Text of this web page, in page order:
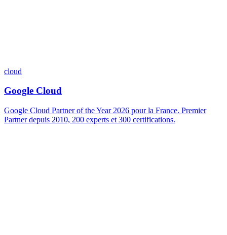
cloud
Google Cloud
Google Cloud Partner of the Year 2026 pour la France. Premier
Partner depuis 2010, 200 experts et 300 certifications.